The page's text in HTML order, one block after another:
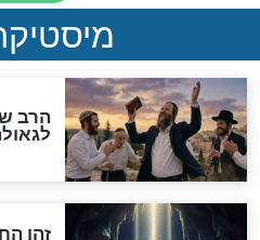
מה יהיה
"לפני
והכחשה
האמונה"